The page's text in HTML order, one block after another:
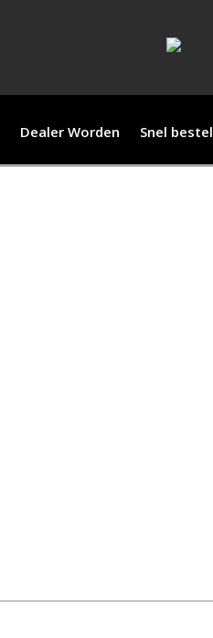
Dealer Worden Snel bestel